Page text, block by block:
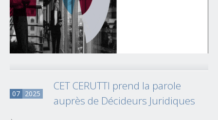
07 2025
CET CERUTTI prend la parole
auprès de Décideurs Juridiques